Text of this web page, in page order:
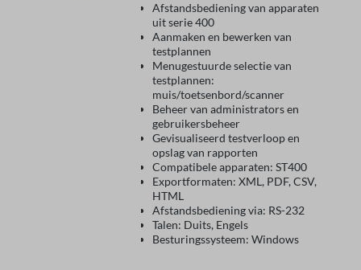
Afstandsbediening van apparaten
uit serie 400
Aanmaken en bewerken van
testplannen
Menugestuurde selectie van
testplannen:
muis/toetsenbord/scanner
Beheer van administrators en
gebruikersbeheer
Gevisualiseerd testverloop en
opslag van rapporten
Compatibele apparaten: ST400
Exportformaten: XML, PDF, CSV,
HTML
Afstandsbediening via: RS-232
Talen: Duits, Engels
Besturingssysteem: Windows